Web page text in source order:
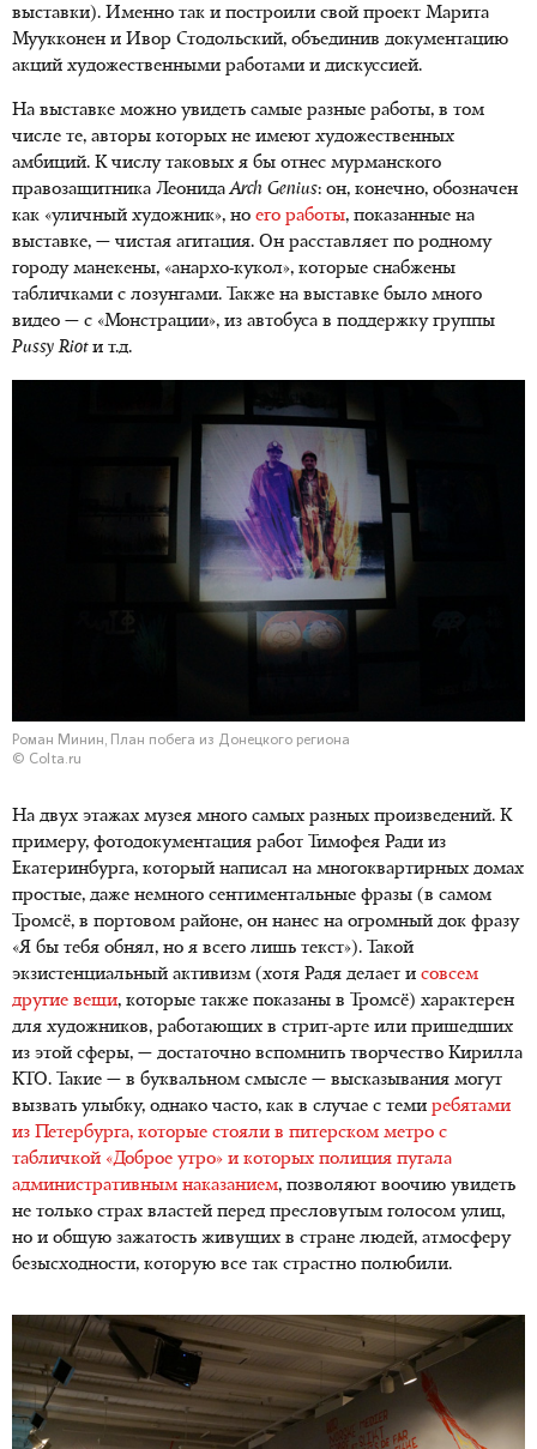
выставки). Именно так и построили свой проект Марита
Муукконен и Ивор Стодольский, объединив документацию
акций художественными работами и дискуссией.
На выставке можно увидеть самые разные работы, в том
числе те, авторы которых не имеют художественных
амбиций. К числу таковых я бы отнес мурманского
правозащитника ЛеонидаArch Genius: он, конечно, обозначен
как «уличный художник», но его работы, показанные на
выставке, — чистая агитация. Он расставляет по родному
городу манекены, «анархо-кукол», которые снабжены
табличками с лозунгами. Также на выставке было много
видео — с «Монстрации», из автобуса в поддержку группы
Pussy Riotи т.д.
Роман Минин, План побега из Донецкого региона
© Colta.ru
На двух этажах музея много самых разных произведений. К
примеру, фотодокументация работ Тимофея Ради из
Екатеринбурга, который написал на многоквартирных домах
простые, даже немного сентиментальные фразы (в самом
Тромсё, в портовом районе, он нанес на огромный док фразу
«Я бы тебя обнял, но я всего лишь текст»). Такой
экзистенциальный активизм (хотя Радя делает и совсем
другие вещи, которые также показаны в Тромсё) характерен
для художников, работающих в стрит-арте или пришедших
из этой сферы, — достаточно вспомнить творчество Кирилла
КТО. Такие — в буквальном смысле — высказывания могут
вызвать улыбку, однако часто, как в случае с теми ребятами
из Петербурга, которые стояли в питерском метро с
табличкой «Доброе утро» и которых полиция пугала
административным наказанием, позволяют воочию увидеть
не только страх властей перед пресловутым голосом улиц,
но и общую зажатость живущих в стране людей, атмосферу
безысходности, которую все так страстно полюбили.